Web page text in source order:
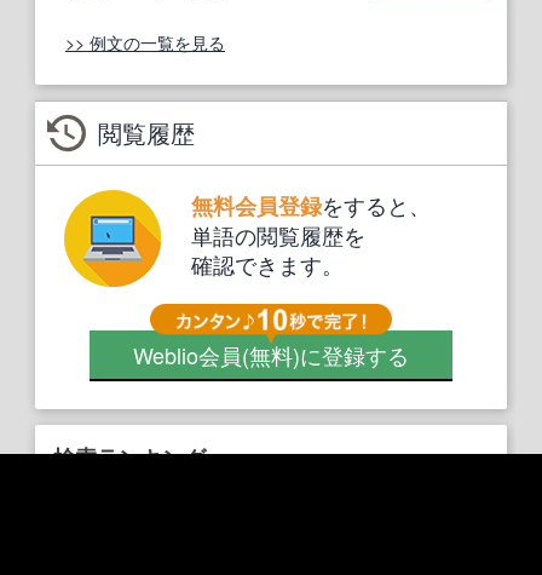
>> 例文の一覧を見る
閲覧履歴
無料会員登録をすると、
単語の閲覧履歴を
確認できます。
Weblio会員(無料)に登録する
検索ランキング